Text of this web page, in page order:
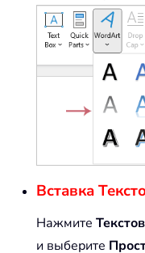
Вставка
Нажмите
и выберите